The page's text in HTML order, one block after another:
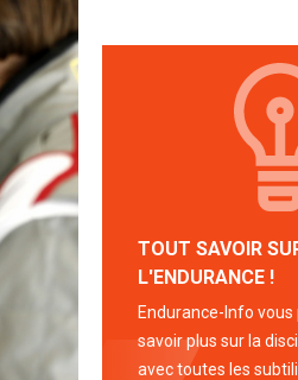
TOUT SAVOIR
L'ENDURANCE !
Endurance-Info
savoir plus sur la
avec toutes les